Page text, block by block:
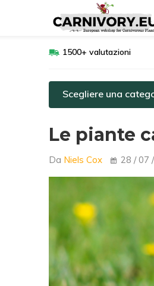
1500+ valutazioni
Scegliere una
Le piante
Da Niels Cox 28 / 07